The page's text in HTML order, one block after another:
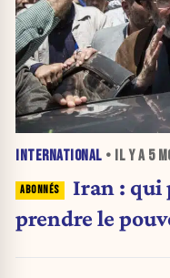
INTERNATIONAL • IL Y A 5
Iran : qui
prendre le